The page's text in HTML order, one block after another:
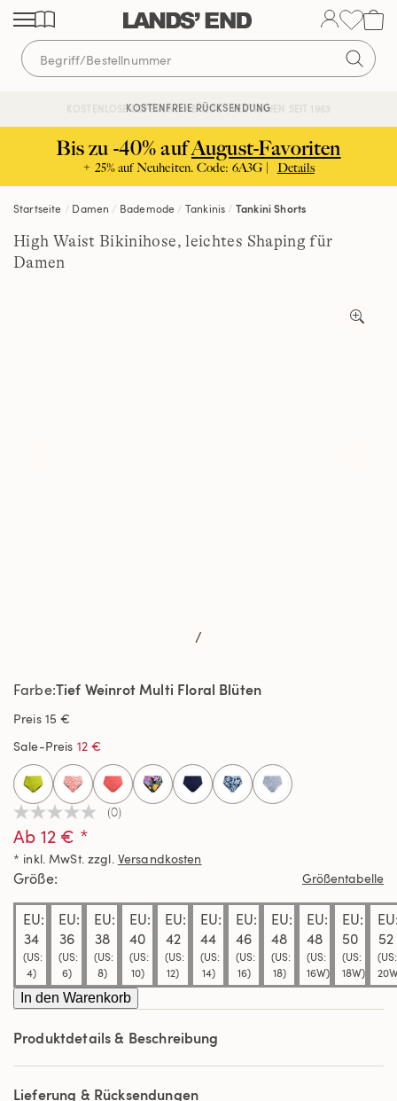
Direkt
zum
Inhalt
Direkt
zur
Navigation
Direkt
zur
Suche
KOSTENLOSE LIEFERUNG AB 120€ | VERTRAUEN SEIT 1963
KOSTENFREIE RÜCKSENDUNG
Bis zu -40% aufAugust-Favoriten
+ 25% auf Neuheiten. Code: 6A3G | Details
Startseite Damen Bademode Tankinis Tankini Shorts
High Waist Bikinihose, leichtes Shaping für
Damen
/
Kein
Beurteilungswert
Link
auf
derselben
(0)
Ab 12 € *
* inkl. MwSt. zzgl. Versandkosten
FarbeTief Weinrot Multi Floral Blüten
Preis 15 €
Sale-Preis 12 €
selected
Größe Größentabelle
EU:
34
(US:
4)
EU:
36
(US:
6)
EU:
38
(US:
8)
EU:
40
(US:
10)
EU:
42
(US:
12)
EU:
44
(US:
14)
EU:
46
(US:
16)
EU:
48
(US:
18)
EU:
48
(US:
16W)
EU:
50
(US:
18W)
52
(US:
In den Warenkorb
Produktdetails & Beschreibung
Lieferung & Rücksendungen